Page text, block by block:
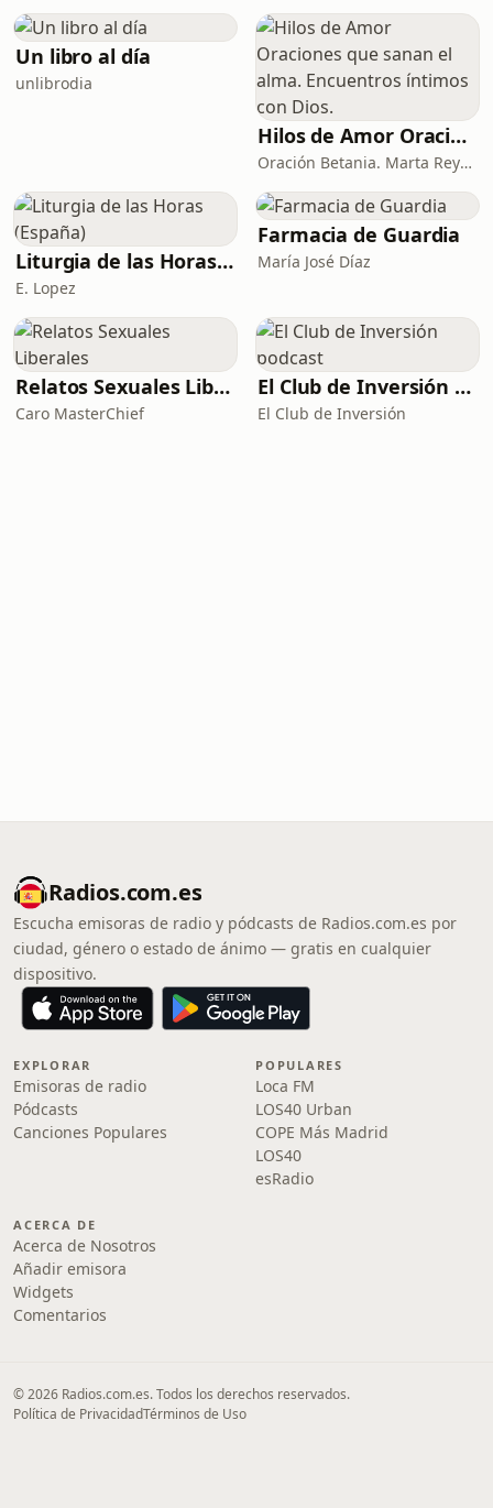
Un libro al día
unlibrodia
Hilos de Amor Oraciones que sanan el alma. Encuentros íntimos con Dios.
Oración Betania. Marta Reyes y Cristina Martínez
Liturgia de las Horas (España)
E. Lopez
Farmacia de Guardia
María José Díaz
Relatos Sexuales Liberales
Caro MasterChief
El Club de Inversión podcast
El Club de Inversión
Radios.com.es
Escucha emisoras de radio y pódcasts de Radios.com.es por
ciudad, género o estado de ánimo — gratis en cualquier
dispositivo.
EXPLORAR
Emisoras de radio
Pódcasts
Canciones Populares
POPULARES
Loca FM
LOS40 Urban
COPE Más Madrid
LOS40
esRadio
ACERCA DE
Acerca de Nosotros
Añadir emisora
Widgets
Comentarios
© 2026 Radios.com.es. Todos los derechos reservados.
Política de PrivacidadTérminos de Uso